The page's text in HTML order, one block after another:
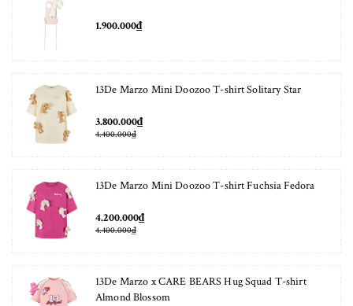
1.900.000₫
13De Marzo Mini Doozoo T-shirt Solitary Star
3.800.000₫
4.400.000₫
13De Marzo Mini Doozoo T-shirt Fuchsia Fedora
4.200.000₫
4.400.000₫
13De Marzo x CARE BEARS Hug Squad T-shirt
Almond Blossom